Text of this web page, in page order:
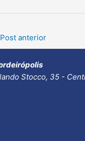
Post anterior
Stocco, 35 -